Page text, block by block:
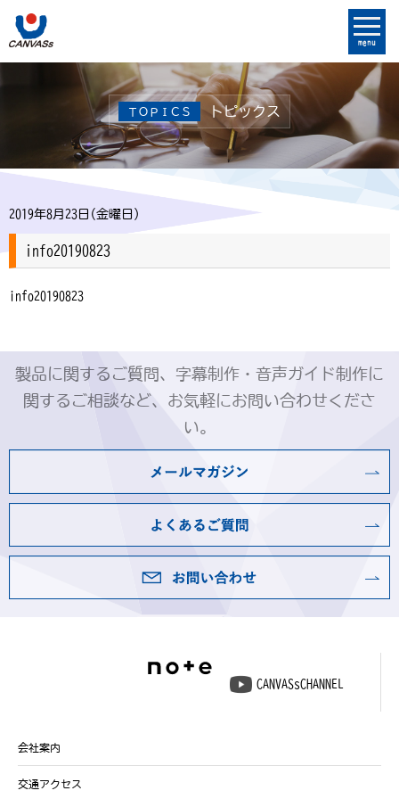
menu
ＴＯＰＩＣＳ トピックス
2019年8月23日(金曜日)
info20190823
info20190823
製品に関するご質問、字幕制作・音声ガイド制作に
関するご相談など、お気軽にお問い合わせくださ
い。
CANVASsCHANNEL
会社案内
交通アクセス